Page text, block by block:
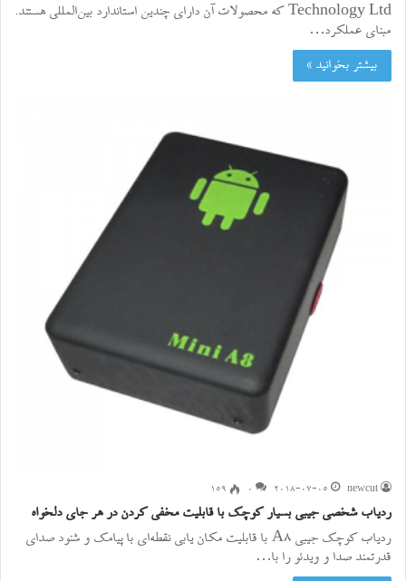
Technology Ltd که محصولات آن دارای چندین استاندارد بین‌المللی هستند.
مبنای عملکرد…
بیشتر بخوانید »
newcut
2018-07-05
0 ۱۵۹
ردیاب شخصی جیبی بسیار کوچک با قابلیت مخفی کردن در هر جای دلخواه
ردیاب کوچک جیبی A8 با قابلیت مکان یابی نقطه‌ای با پیامک و شنود صدای
قدرتمند صدا و ویدئو را با…